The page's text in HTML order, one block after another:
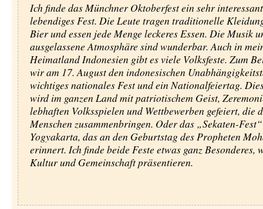
Ich finde das Münchner Oktoberfest ein sehr
lebendiges Fest. Die Leute tragen traditionelle
Bier und essen jede Menge leckeres Essen. Die Musik
ausgelassene Atmosphäre sind wunderbar. Auch in
Heimatland Indonesien gibt es viele Volksfeste. Zum
wir am 17. August den indonesischen
wichtiges nationales Fest und ein Nationalfeiertag.
wird im ganzen Land mit patriotischem Geist,
lebhaften Volksspielen und Wettbewerben gefeiert, die
Menschen zusammenbringen. Oder das „Sekaten-
Yogyakarta, das an den Geburtstag des Propheten
erinnert. Ich finde beide Feste etwas ganz Besonderes,
Kultur und Gemeinschaft präsentieren.